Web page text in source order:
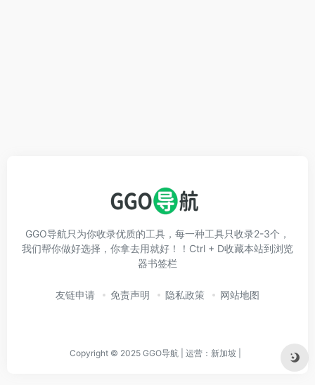
GGO导航只为你收录优质的工具，每一种工具只收录2-3个，
我们帮你做好选择，你拿去用就好！！Ctrl + D收藏本站到浏览
器书签栏
友链申请 免责声明 隐私政策 网站地图
Copyright © 2025 GGO导航 | 运营：新加坡 |